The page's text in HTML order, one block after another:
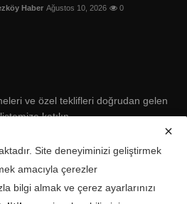
Haber Ağustos 10, 2026 0
ve özel teklifleri doğrudan gelen
katılın
Subscribe
Site deneyiminizi geliştirmek
amacıyla çerezler
bilgi almak ve çerez ayarlarınızı